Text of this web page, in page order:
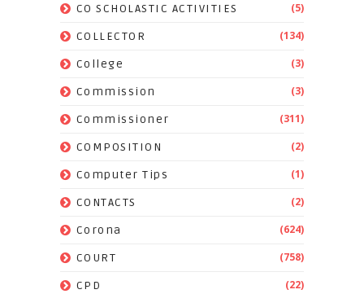
CO SCHOLASTIC ACTIVITIES (5)
COLLECTOR (134)
College (3)
Commission (3)
Commissioner (311)
COMPOSITION (2)
Computer Tips (1)
CONTACTS (2)
Corona (624)
COURT (758)
CPD (22)